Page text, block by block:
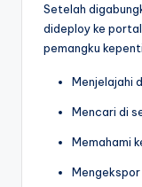
Setelah
dideploy ke
pemangku
Menjelajahi
Mencari di
Memahami